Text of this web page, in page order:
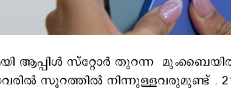
ആപ്പിള്‍ സ്റ്റോര്‍ തുറന്ന
സൂറത്തില്‍ നിന്നുള്ളവരുമുണ്ട് .